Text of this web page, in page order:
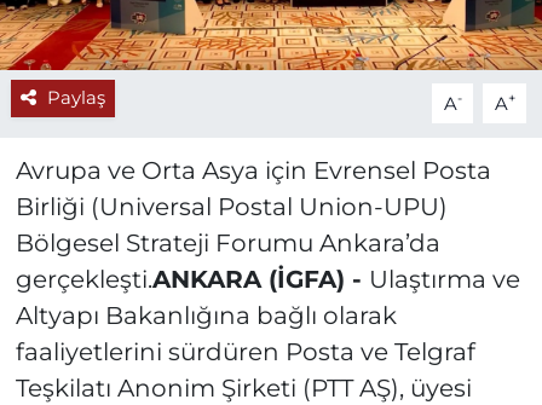
Paylaş A- A+
Avrupa ve Orta Asya için Evrensel Posta
Birliği (Universal Postal Union-UPU)
Bölgesel Strateji Forumu Ankara’da
gerçekleşti.ANKARA (İGFA) - Ulaştırma ve
Altyapı Bakanlığına bağlı olarak
faaliyetlerini sürdüren Posta ve Telgraf
Teşkilatı Anonim Şirketi (PTT AŞ), üyesi